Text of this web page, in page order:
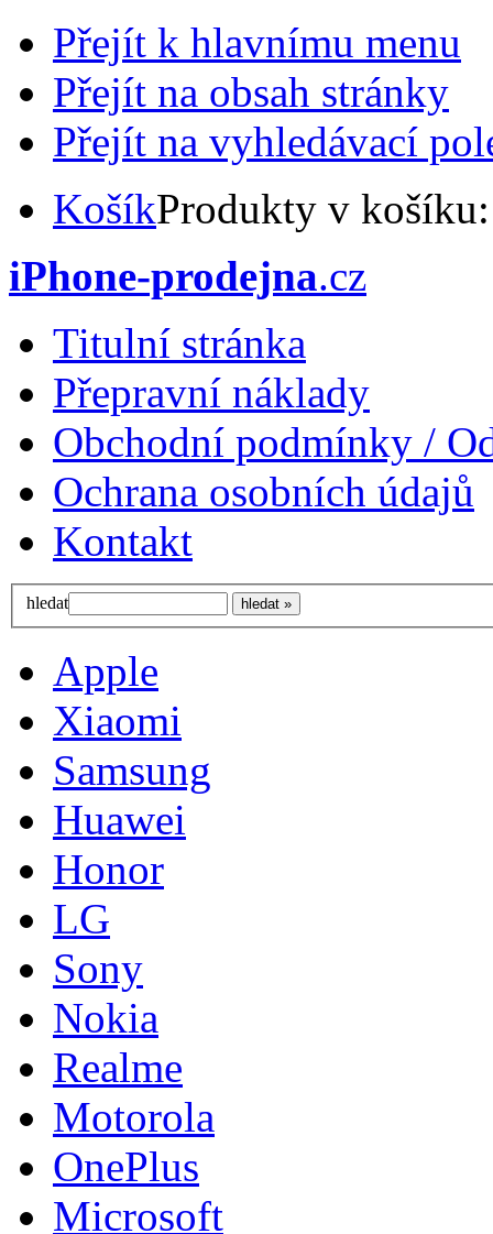
Přejít k hlavnímu menu
Přejít na obsah stránky
Přejít na vyhledávací
KošíkProdukty v
iPhone-prodejna.cz
Titulní stránka
Přepravní náklady
Obchodní podmínky /
Ochrana osobních údajů
Kontakt
hledat
Apple
Xiaomi
Samsung
Huawei
Honor
LG
Sony
Nokia
Realme
Motorola
OnePlus
Microsoft